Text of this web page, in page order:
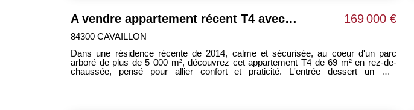
A vendre appartement récent T4 avec balcon et parking à Cavaillon 169 000 €
84300 CAVAILLON
Dans une résidence récente de 2014, calme et sécurisée, au coeur d'un parc
arboré de plus de 5 000 m², découvrez cet appartement T4 de 69 m² en rez-de-
chaussée, pensé pour allier confort et praticité. L'entrée dessert un WC